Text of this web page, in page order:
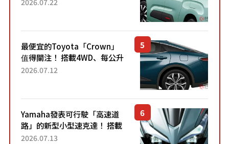
2026.07.22
最便宜的Toyota「Crown」
值得關注！ 搭載4WD、每公升
22.4公里低油耗表現超亮眼！
2026.07.12
Yamaha發表可行駛「高速道
路」的新型小型速克達！ 搭載
能享受超強勁「渦輪感」的動
2026.07.13